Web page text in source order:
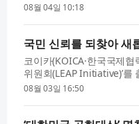
계로 운영되던 매도증권담
08월 04일 10:18
국민 신뢰를 되찾아 새
코이카(KOICA·한국국제
위원회(LEAP Initiative)’
관장 공석의 비상경영체제
08월 03일 16:50